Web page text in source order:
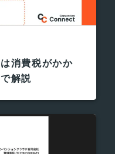
消費税がかか
解説